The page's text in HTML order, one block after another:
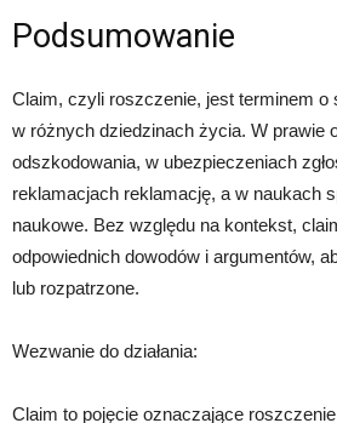
Podsumowanie
Claim, czyli roszczenie, jest terminem o
w różnych dziedzinach życia. W prawie
odszkodowania, w ubezpieczeniach
reklamacjach reklamację, a w naukach
naukowe. Bez względu na kontekst,
odpowiednich dowodów i argumentów,
lub rozpatrzone.
Wezwanie do działania:
Claim to pojęcie oznaczające